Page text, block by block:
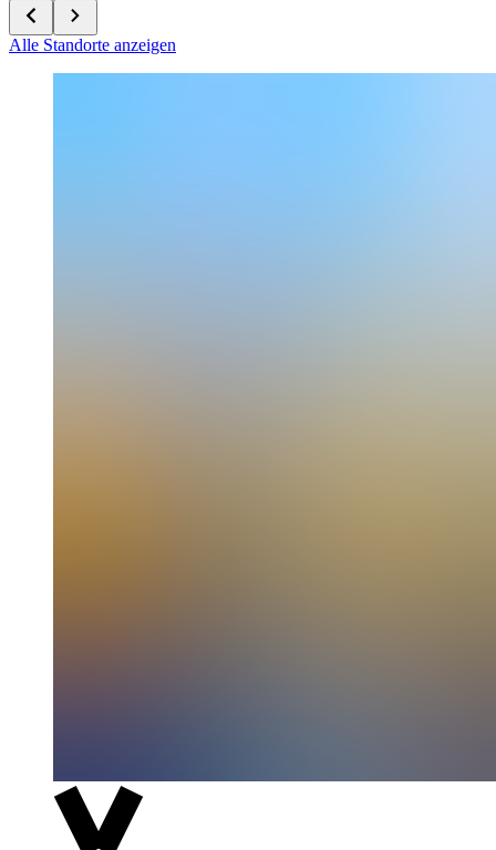
Alle Standorte anzeigen